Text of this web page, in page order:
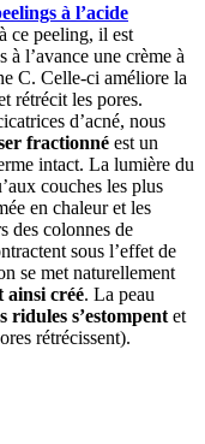
à l’acide
ce peeling, il est
à l’avance une crème à
C. Celle-ci améliore la
rétrécit les pores.
d’acné, nous
fractionné est un
intact. La lumière du
couches les plus
en chaleur et les
des colonnes de
sous l’effet de
se met naturellement
ainsi créé. La peau
ridules s’estompent et
rétrécissent).